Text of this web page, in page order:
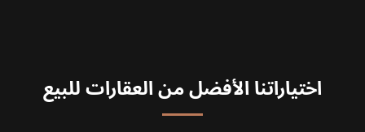
اختياراتنا الأفضل من العقارات للبيع